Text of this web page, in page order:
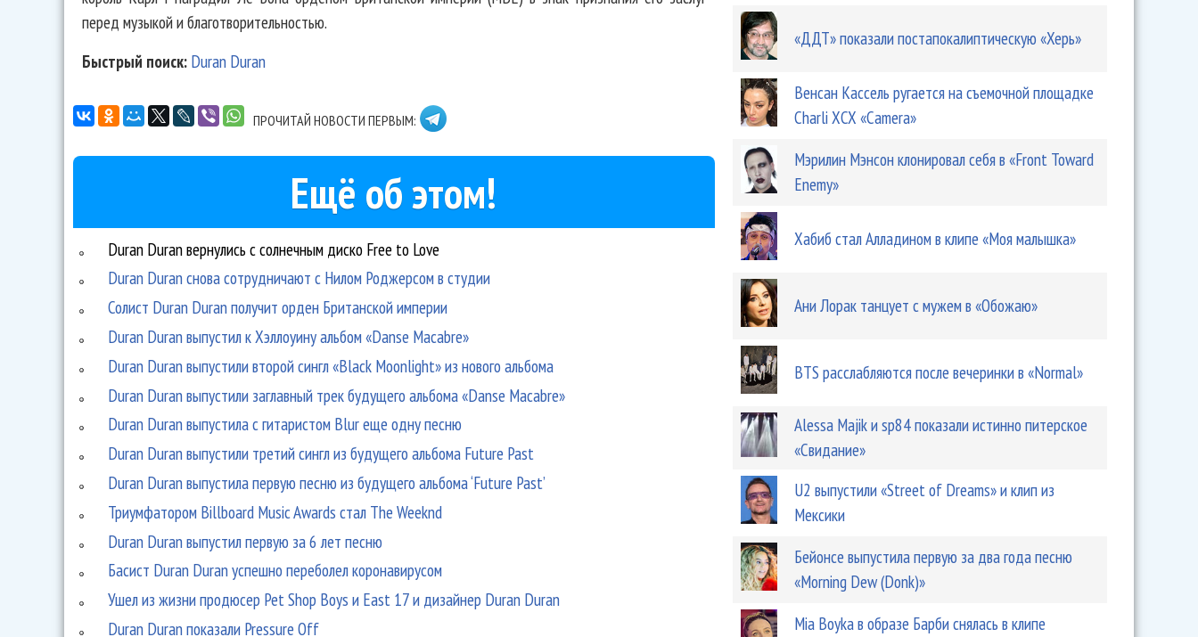
перед музыкой и благотворительностью.
Быстрый поиск: Duran Duran
ПРОЧИТАЙ НОВОСТИ ПЕРВЫМ:
Ещё об этом!
Duran Duran вернулись с солнечным диско Free to Love
Duran Duran снова сотрудничают с Нилом Роджерсом в студии
Солист Duran Duran получит орден Британской империи
Duran Duran выпустил к Хэллоуину альбом «Danse Macabre»
Duran Duran выпустили второй сингл «Black Moonlight» из нового альбома
Duran Duran выпустили заглавный трек будущего альбома «Danse Macabre»
Duran Duran выпустила с гитаристом Blur еще одну песню
Duran Duran выпустили третий сингл из будущего альбома Future Past
Duran Duran выпустила первую песню из будущего альбома ‘Future Past’
Триумфатором Billboard Music Awards стал The Weeknd
Duran Duran выпустил первую за 6 лет песню
Басист Duran Duran успешно переболел коронавирусом
Ушел из жизни продюсер Pet Shop Boys и East 17 и дизайнер Duran Duran
Duran Duran показали Pressure Off
«ДДТ» показали постапокалиптическую «Херь»
Венсан Кассель ругается на съемочной площадке
Charli XCX «Camera»
Мэрилин Мэнсон клонировал себя в «Front Toward
Enemy»
Хабиб стал Алладином в клипе «Моя малышка»
Ани Лорак танцует с мужем в «Обожаю»
BTS расслабляются после вечеринки в «Normal»
Alessa Majik и sp84 показали истинно питерское
«Свидание»
U2 выпустили «Street of Dreams» и клип из
Мексики
Бейонсе выпустила первую за два года песню
«Morning Dew (Donk)»
Mia Boyka в образе Барби снялась в клипе